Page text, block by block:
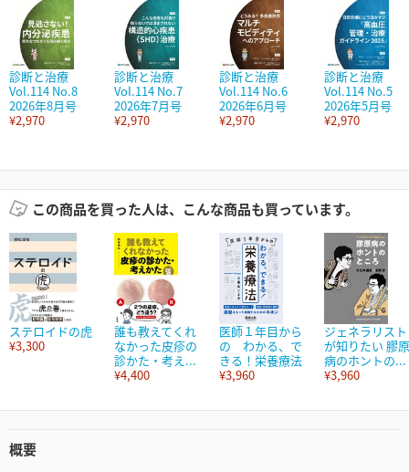
診断と治療
Vol.114 No.8
2026年8月号
¥2,970
診断と治療
Vol.114 No.7
2026年7月号
¥2,970
診断と治療
Vol.114 No.6
2026年6月号
¥2,970
診断と治療
Vol.114 No.5
2026年5月号
¥2,970
この商品を買った人は、こんな商品も買っています。
ステロイドの虎
¥3,300
誰も教えてくれ
なかった皮疹の
診かた・考え...
¥4,400
医師１年目から
の わかる、で
きる！栄養療法
¥3,960
ジェネラリスト
が知りたい 膠原
病のホントの...
¥3,960
概要